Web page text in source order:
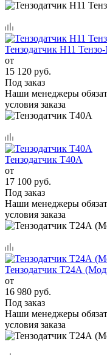
Тензодатчик Н11
от
15 120 руб.
Под заказ
Наши менеджеры
условия заказа
Тензодатчик Т40А
от
17 100 руб.
Под заказ
Наши менеджеры
условия заказа
Тензодатчик Т24А
от
16 980 руб.
Под заказ
Наши менеджеры
условия заказа